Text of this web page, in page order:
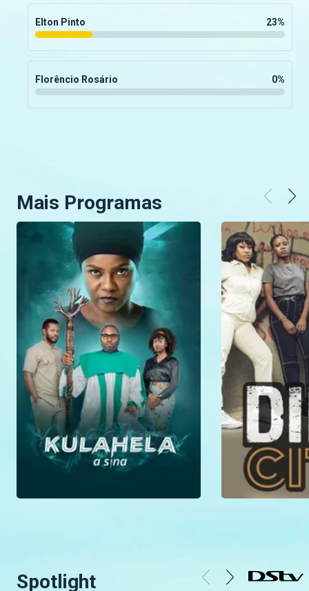
Elton Pinto 23%
Florêncio Rosário 0%
Mais Programas
Spotlight